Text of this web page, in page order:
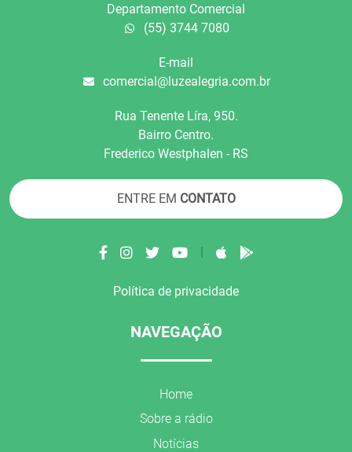
Departamento Comercial
(55) 3744 7080
E-mail
comercial@luzealegria.com.br
Rua Tenente Líra, 950.
Bairro Centro.
Frederico Westphalen - RS
ENTRE EM CONTATO
Política de privacidade
NAVEGAÇÃO
Home
Sobre a rádio
Notícias